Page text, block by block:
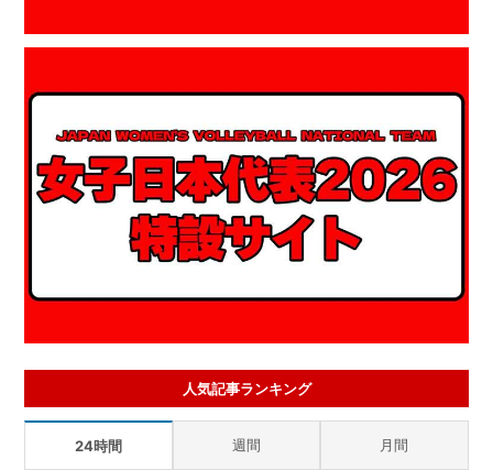
人気記事ランキング
24時間 週間 月間